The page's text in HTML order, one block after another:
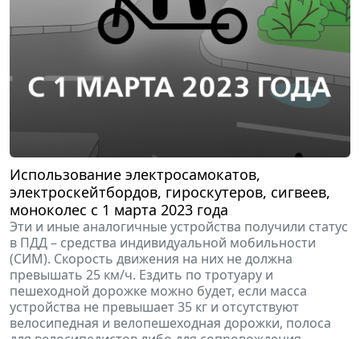
Использование электросамокатов,
электроскейтбордов, гироскутеров, сигвеев,
моноколес с 1 марта 2023 года
Эти и иные аналогичные устройства получили статус
в ПДД – средства индивидуальной мобильности
(СИМ). Скорость движения на них не должна
превышать 25 км/ч. Ездить по тротуару и
пешеходной дорожке можно будет, если масса
устройства не превышает 35 кг и отсутствуют
велосипедная и велопешеходная дорожки, полоса